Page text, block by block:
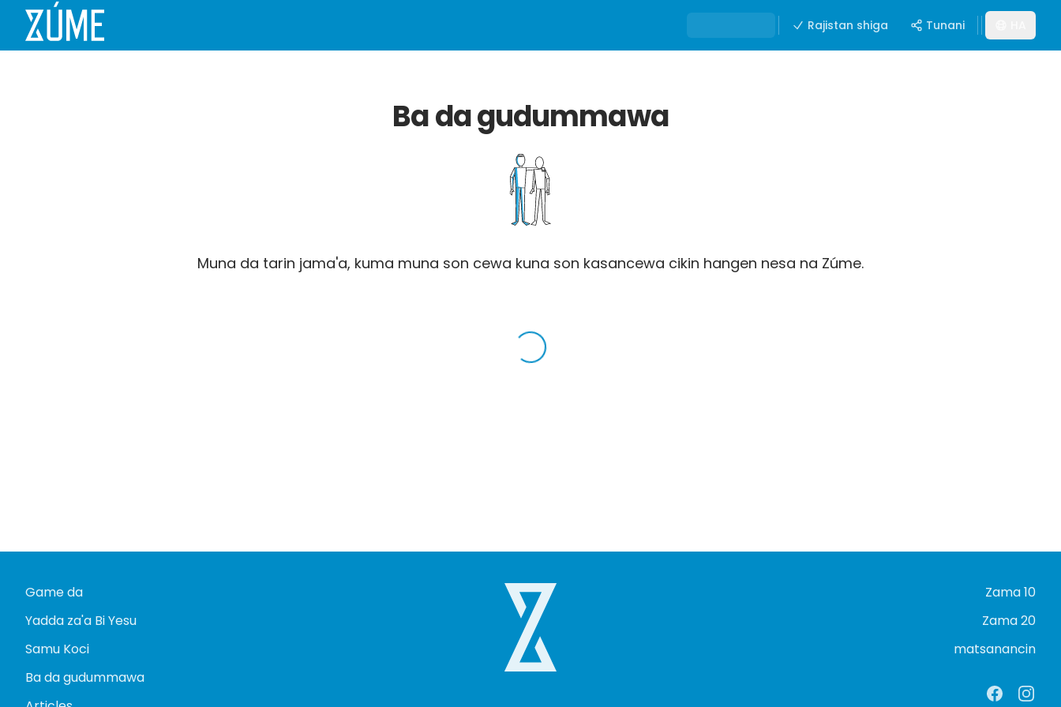
Rajistan shiga Tunani
Ba da gudummawa
Muna da tarin jama'a, kuma muna son cewa kuna son kasancewa cikin hangen nesa na Zúme.
Game da
Yadda za'a Bi Yesu
Samu Koci
Ba da gudummawa
Zama 10
Zama 20
matsanancin